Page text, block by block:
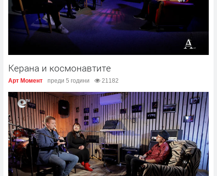
Керана и космонавтите
Арт Момент преди 5 години 21182